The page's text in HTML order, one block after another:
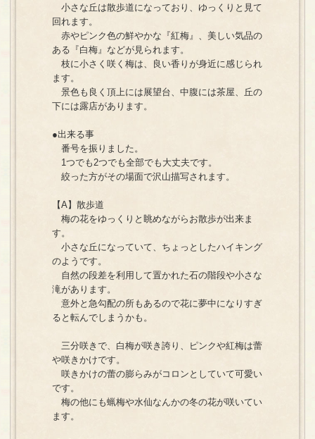
小さな丘は散歩道になっており、ゆっくりと見て
回れます。
赤やピンク色の鮮やかな『紅梅』、美しい気品の
ある『白梅』などが見られます。
枝に小さく咲く梅は、良い香りが身近に感じられ
ます。
景色も良く頂上には展望台、中腹には茶屋、丘の
下には露店があります。
●出来る事
番号を振りました。
1つでも2つでも全部でも大丈夫です。
絞った方がその場面で沢山描写されます。
【A】散歩道
梅の花をゆっくりと眺めながらお散歩が出来ま
す。
小さな丘になっていて、ちょっとしたハイキング
のようです。
自然の段差を利用して置かれた石の階段や小さな
滝があります。
意外と急勾配の所もあるので花に夢中になりすぎ
ると転んでしまうかも。
三分咲きで、白梅が咲き誇り、ピンクや紅梅は蕾
や咲きかけです。
咲きかけの蕾の膨らみがコロンとしていて可愛い
です。
梅の他にも蝋梅や水仙なんかの冬の花が咲いてい
ます。